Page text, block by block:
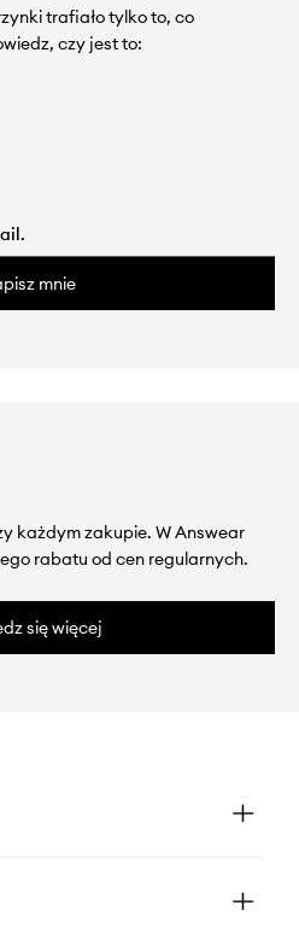
trafiało tylko to, co
czy jest to:
mnie
każdym zakupie. W Answear
rabatu od cen regularnych.
się więcej